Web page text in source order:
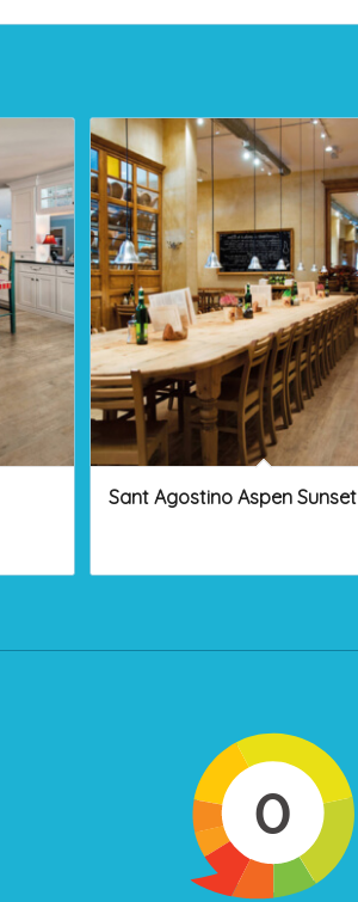
Sant Agostino Aspen Sunset